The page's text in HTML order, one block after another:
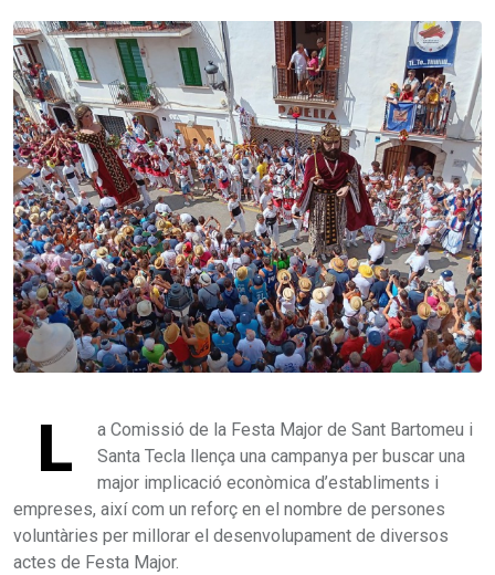
L
a Comissió de la Festa Major de Sant Bartomeu i
Santa Tecla llença una campanya per buscar una
major implicació econòmica d’establiments i
empreses, així com un reforç en el nombre de persones
voluntàries per millorar el desenvolupament de diversos
actes de Festa Major.